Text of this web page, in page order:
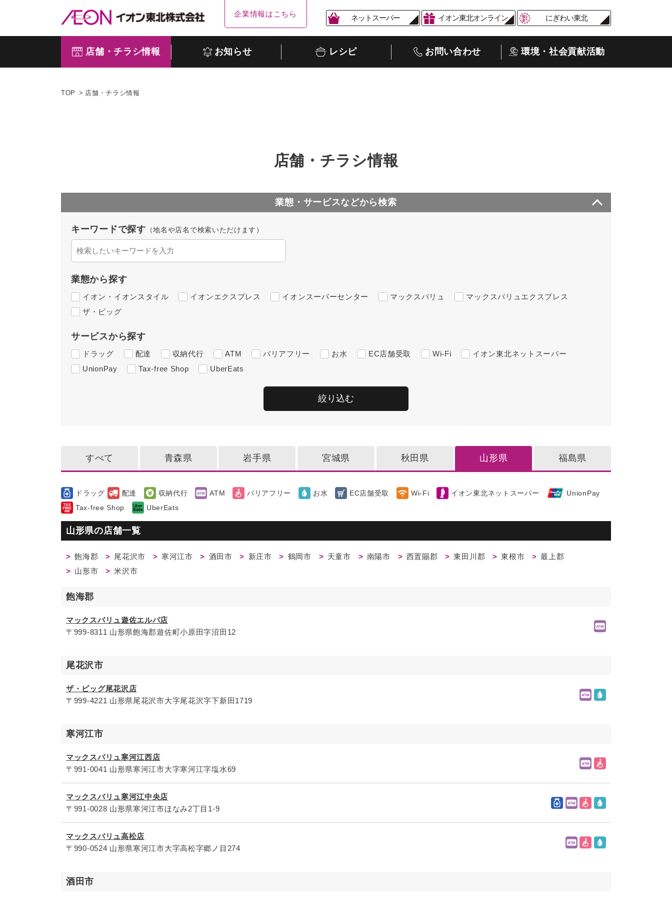
企業情報はこちら ネットスーパー イオン東北オンライン にぎわい東北
店舗・チラシ情報 お知らせ レシピ お問い合わせ 環境・社会貢献活動
TOP 店舗・チラシ情報
店舗・チラシ情報
業態・サービスなどから検索
キーワードで探す （地名や店名で検索いただけます）
業態から探す
イオン・イオンスタイル イオンエクスプレス イオンスーパーセンター マックスバリュ
マックスバリュエクスプレス
ザ・ビッグ
サービスから探す
ドラッグ 配達 収納代行 ATM バリアフリー お水 EC店舗受取 Wi-Fi
イオン東北ネットスーパー
UnionPay
Tax-free Shop UberEats
すべて 青森県 岩手県 宮城県 秋田県 山形県 福島県
ドラッグ 配達 収納代行 ATM バリアフリー お水 EC店舗受取 Wi-Fi イオン東北ネットスーパー
UnionPay
Tax-free Shop
UberEats
山形県の店舗一覧
飽海郡 尾花沢市 寒河江市 酒田市 新庄市 鶴岡市 天童市 南陽市 西置賜郡 東田川郡 東根市
最上郡
山形市
米沢市
飽海郡
マックスバリュ遊佐エルパ店
〒999-8311 山形県飽海郡遊佐町小原田字沼田12
尾花沢市
ザ・ビッグ尾花沢店
〒999-4221 山形県尾花沢市大字尾花沢字下新田1719
寒河江市
マックスバリュ寒河江西店
〒991-0041 山形県寒河江市大字寒河江字塩水69
マックスバリュ寒河江中央店
〒991-0028 山形県寒河江市ほなみ2丁目1-9
マックスバリュ高松店
〒990-0524 山形県寒河江市大字高松字郷ノ目274
酒田市